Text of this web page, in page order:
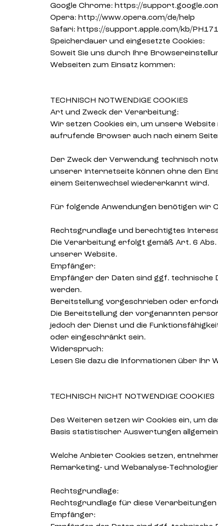
Google Chrome: https://
Opera: http://www.opera.com/de/help
Safari: https://support.apple.com/kb/
Speicherdauer und eingesetzte Cookies:
Soweit Sie uns durch Ihre
Webseiten zum Einsatz kommen:
TECHNISCH NOTWENDIGE COOKIES
Art und Zweck der Verarbeitung:
Wir setzen Cookies ein, um unsere
aufrufende Browser auch nach einem
Der Zweck der Verwendung technisch
unserer Internetseite können ohne den
einem Seitenwechsel wiedererkannt wird.
Für folgende Anwendungen benötigen wir
Rechtsgrundlage und berechtigtes
Die Verarbeitung erfolgt gemäß Art. 6
unserer Website.
Empfänger:
Empfänger der Daten sind ggf.
werden.
Bereitstellung vorgeschrieben oder
Die Bereitstellung der vorgenannten
jedoch der Dienst und die
oder eingeschränkt sein.
Widerspruch:
Lesen Sie dazu die Informationen über Ihr
TECHNISCH NICHT NOTWENDIGE COOKIES
Des Weiteren setzen wir Cookies ein, um
Basis statistischer Auswertungen
Welche Anbieter Cookies setzen,
Remarketing- und Webanalyse-
Rechtsgrundlage:
Rechtsgrundlage für diese Verarbeitungen
Empfänger: